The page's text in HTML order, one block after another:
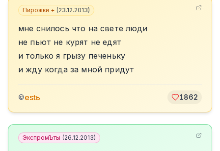
Пирожки + (23.12.2013)
мне снилось что на свете люди
не пьют не курят не едят
и только я грызу печеньку
и жду когда за мной придут
©estь 1862
ЭкспромЪты (26.12.2013)